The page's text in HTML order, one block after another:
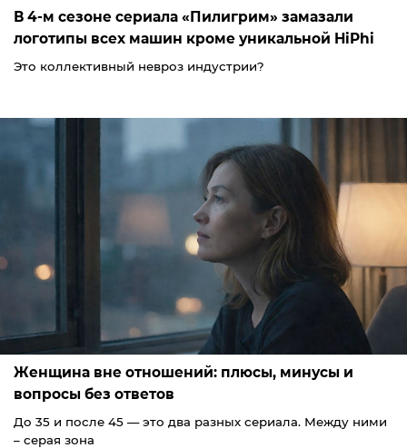
В 4-м сезоне сериала «Пилигрим» замазали
логотипы всех машин кроме уникальной HiPhi
Это коллективный невроз индустрии?
Женщина вне отношений: плюсы, минусы и
вопросы без ответов
До 35 и после 45 — это два разных сериала. Между ними
– серая зона